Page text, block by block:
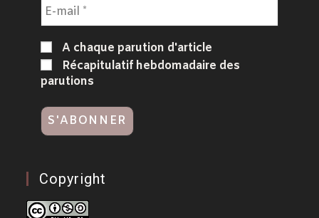
A chaque parution d'article
Récapitulatif hebdomadaire des
parutions
Copyright